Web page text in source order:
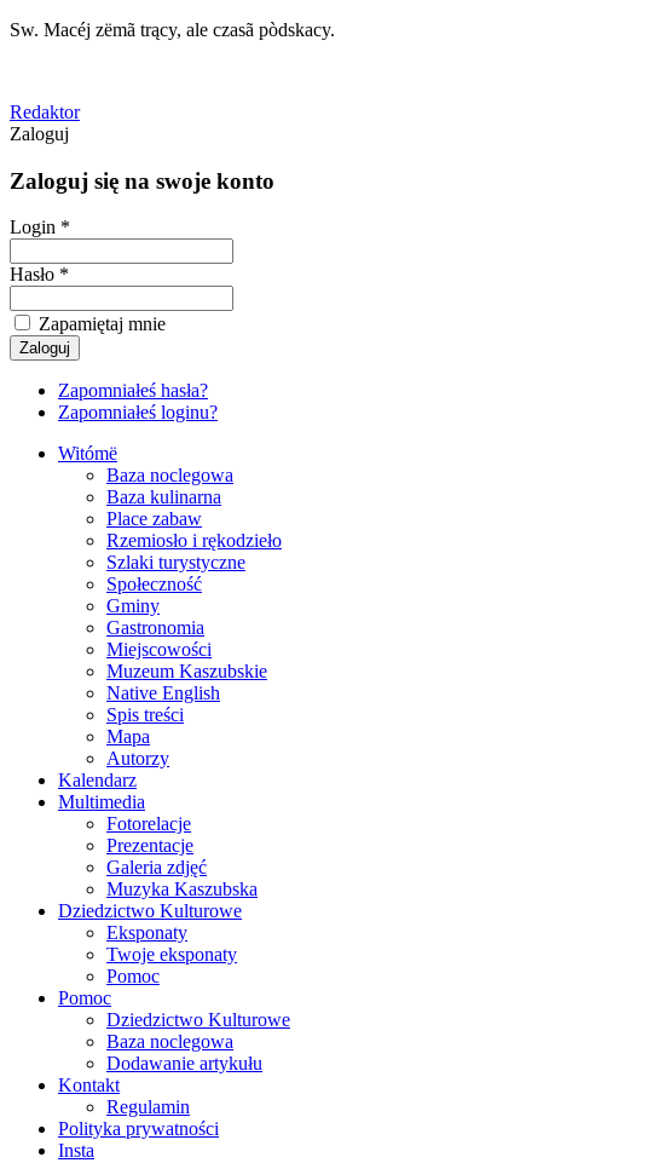
Sw. Macéj zëmã trący, ale czasã pòdskacy.
Redaktor
Zaloguj
Zaloguj się na swoje konto
Login *
Hasło *
Zapamiętaj mnie
Zapomniałeś hasła?
Zapomniałeś loginu?
Witómë
Baza noclegowa
Baza kulinarna
Place zabaw
Rzemiosło i rękodzieło
Szlaki turystyczne
Społeczność
Gminy
Gastronomia
Miejscowości
Muzeum Kaszubskie
Native English
Spis treści
Mapa
Autorzy
Kalendarz
Multimedia
Fotorelacje
Prezentacje
Galeria zdjęć
Muzyka Kaszubska
Dziedzictwo Kulturowe
Eksponaty
Twoje eksponaty
Pomoc
Pomoc
Dziedzictwo Kulturowe
Baza noclegowa
Dodawanie artykułu
Kontakt
Regulamin
Polityka prywatności
Insta